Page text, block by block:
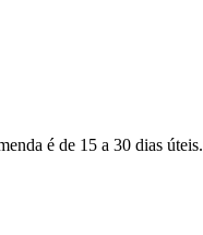
é de 15 a 30 dias úteis.